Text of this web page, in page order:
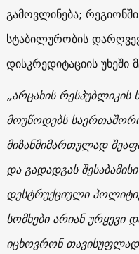
გამოვლინება;
სტაბილურობის
დისკრედიტაციის
„არცახის რესპუბლიკის
მოუწოდებს
მიზანმიმართულად
და გადადგას
დესტრუქციული
სომხები არიან ურყევი
იცხოვრონ